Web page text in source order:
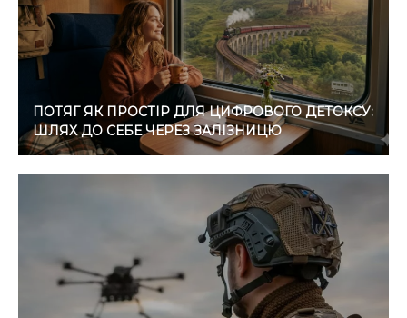
ПОТЯГ ЯК ПРОСТІР ДЛЯ ЦИФРОВОГО ДЕТОКСУ:
ШЛЯХ ДО СЕБЕ ЧЕРЕЗ ЗАЛІЗНИЦЮ